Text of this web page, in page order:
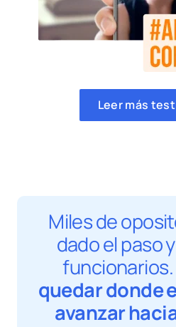
Leer más
Miles de
dado el paso
funcionarios.
quedar donde
avanzar